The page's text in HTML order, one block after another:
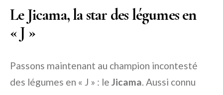
Le Jicama, la star des légumes en
« J »
Passons maintenant au champion incontesté
des légumes en « J » : le Jicama. Aussi connu